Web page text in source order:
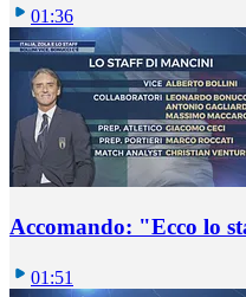
01:36
Accomando: "Ecco lo
01:51